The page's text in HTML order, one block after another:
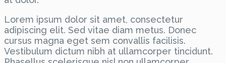
Lorem ipsum dolor sit amet, consectetur
adipiscing elit. Sed vitae diam metus. Donec
cursus magna eget sem convallis facilisis.
Vestibulum dictum nibh at ullamcorper tincidunt.